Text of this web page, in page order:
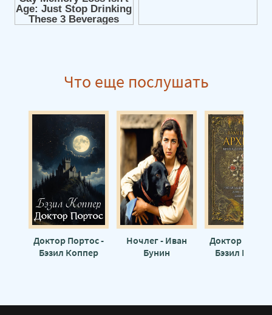
Что еще послушать
Доктор Портос -
Бэзил Коппер
Ночлег - Иван
Бунин
Доктор
Бэзил